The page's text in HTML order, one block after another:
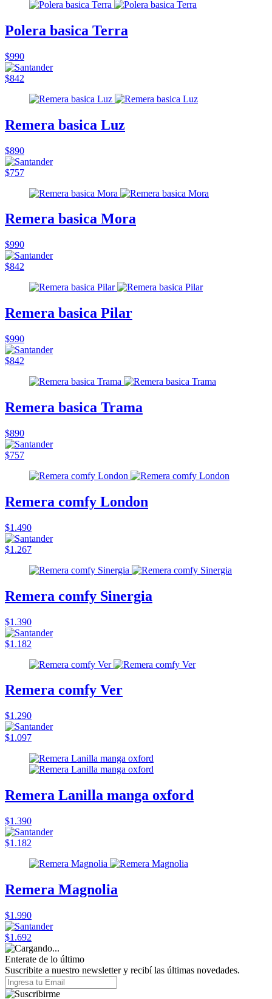
Polera basica Terra
$990
$842
Remera basica Luz
$890
$757
Remera basica Mora
$990
$842
Remera basica Pilar
$990
$842
Remera basica Trama
$890
$757
Remera comfy London
$1.490
$1.267
Remera comfy Sinergia
$1.390
$1.182
Remera comfy Ver
$1.290
$1.097
Remera Lanilla manga oxford
$1.390
$1.182
Remera Magnolia
$1.990
$1.692
Enterate de lo último
Suscribite a nuestro newsletter y recibí las últimas novedades.